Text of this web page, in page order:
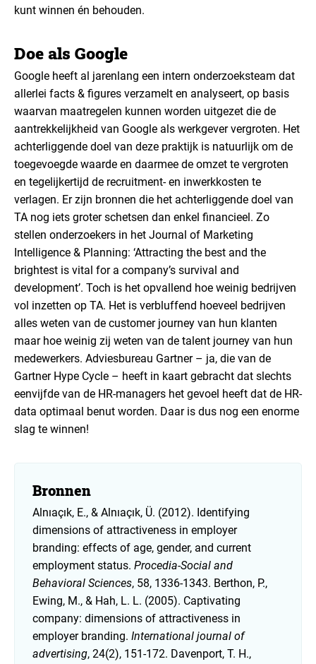
kunt winnen én behouden.
Doe als Google
Google heeft al jarenlang een intern onderzoeksteam dat
allerlei facts & figures verzamelt en analyseert, op basis
waarvan maatregelen kunnen worden uitgezet die de
aantrekkelijkheid van Google als werkgever vergroten. Het
achterliggende doel van deze praktijk is natuurlijk om de
toegevoegde waarde en daarmee de omzet te vergroten
en tegelijkertijd de recruitment- en inwerkkosten te
verlagen. Er zijn bronnen die het achterliggende doel van
TA nog iets groter schetsen dan enkel financieel. Zo
stellen onderzoekers in het Journal of Marketing
Intelligence & Planning: ‘Attracting the best and the
brightest is vital for a company’s survival and
development’. Toch is het opvallend hoe weinig bedrijven
vol inzetten op TA. Het is verbluffend hoeveel bedrijven
alles weten van de customer journey van hun klanten
maar hoe weinig zij weten van de talent journey van hun
medewerkers. Adviesbureau Gartner – ja, die van de
Gartner Hype Cycle – heeft in kaart gebracht dat slechts
eenvijfde van de HR-managers het gevoel heeft dat de HR-
data optimaal benut worden. Daar is dus nog een enorme
slag te winnen!
Bronnen
Alnıaçık, E., & Alnıaçık, Ü. (2012). Identifying
dimensions of attractiveness in employer
branding: effects of age, gender, and current
employment status. Procedia-Social and
Behavioral Sciences, 58, 1336-1343. Berthon, P.,
Ewing, M., & Hah, L. L. (2005). Captivating
company: dimensions of attractiveness in
employer branding. International journal of
advertising, 24(2), 151-172. Davenport, T. H.,